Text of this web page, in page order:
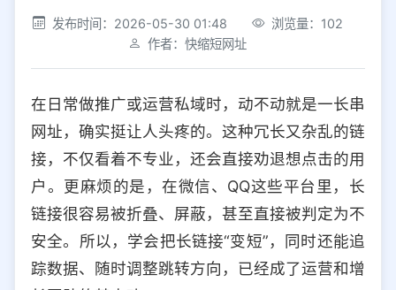
社交平台 电商平台
选择防红平台类型，避免链接被拦截
iOS Android PC 其他
选择允许访问的平台类型
发布时间：2026-05-30 01:48
浏览量：102
作者：快缩短网址
在日常做推广或运营私域时，动不动就是一长串
网址，确实挺让人头疼的。这种冗长又杂乱的链
接，不仅看着不专业，还会直接劝退想点击的用
户。更麻烦的是，在微信、QQ这些平台里，长
链接很容易被折叠、屏蔽，甚至直接被判定为不
安全。所以，学会把长链接“变短”，同时还能追
踪数据、随时调整跳转方向，已经成了运营和增